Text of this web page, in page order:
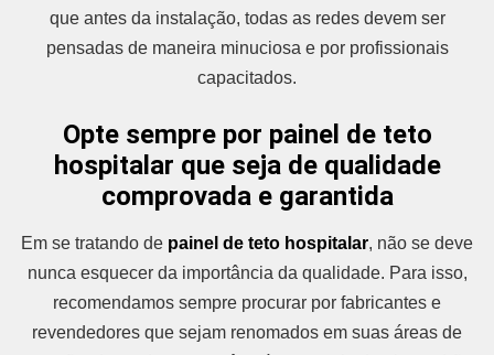
que antes da instalação, todas as redes devem ser
pensadas de maneira minuciosa e por profissionais
capacitados.
Opte sempre por painel de teto
hospitalar que seja de qualidade
comprovada e garantida
Em se tratando de painel de teto hospitalar, não se deve
nunca esquecer da importância da qualidade. Para isso,
recomendamos sempre procurar por fabricantes e
revendedores que sejam renomados em suas áreas de